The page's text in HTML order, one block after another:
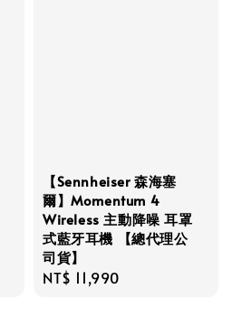
【Sennheiser 森海塞
爾】Momentum 4
Wireless 主動降噪 耳罩
式藍牙耳機 【總代理公
司貨】
Regular
NT$ 11,990